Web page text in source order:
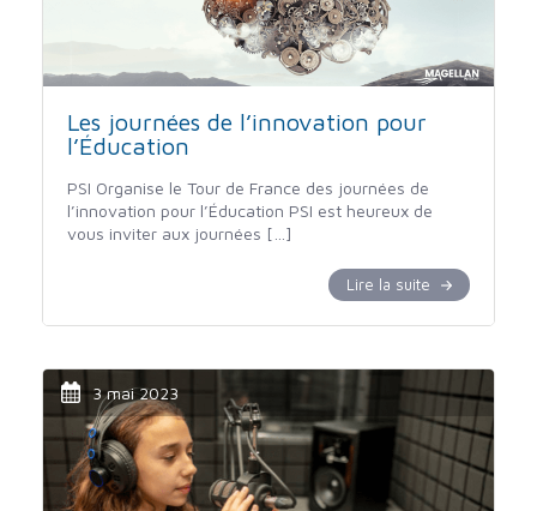
Les journées de l’innovation pour
l’Éducation
PSI Organise le Tour de France des journées de
l’innovation pour l’Éducation PSI est heureux de
vous inviter aux journées […]
Lire la suite
3 mai 2023